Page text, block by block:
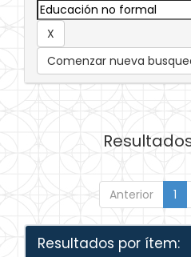
Comenzar nueva
Anterior 1
Resultados por ítem: